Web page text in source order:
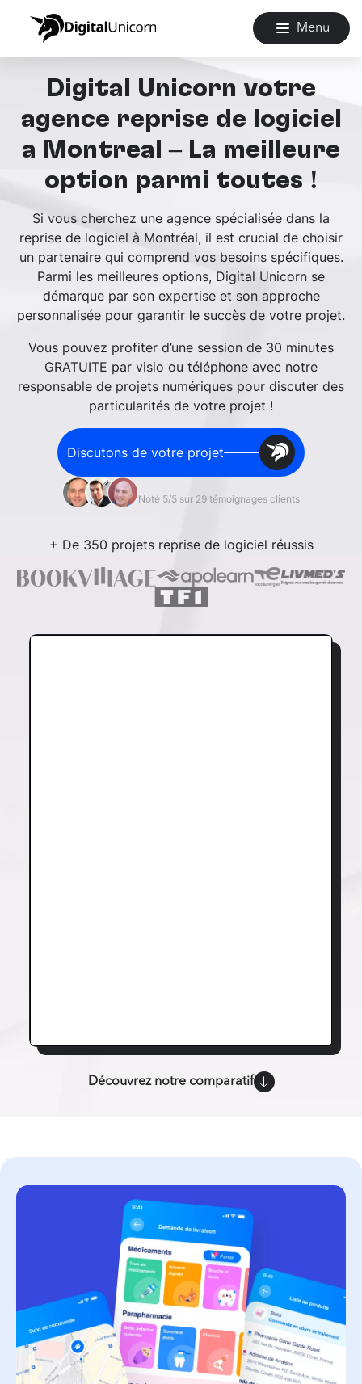
Menu
Digital Unicorn votre
agence reprise de logiciel
à Montréal – La meilleure
option parmi toutes !
Si vous cherchez une agence spécialisée dans la
reprise de logiciel à Montréal, il est crucial de choisir
un partenaire qui comprend vos besoins spécifiques.
Parmi les meilleures options, Digital Unicorn se
démarque par son expertise et son approche
personnalisée pour garantir le succès de votre projet.
Vous pouvez profiter d’une session de 30 minutes
GRATUITE par visio ou téléphone avec notre
responsable de projets numériques pour discuter des
particularités de votre projet !
Discutons de votre projet
Noté 5/5 sur 29 témoignages clients
+ De 350 projets reprise de logiciel réussis
Découvrez notre comparatif